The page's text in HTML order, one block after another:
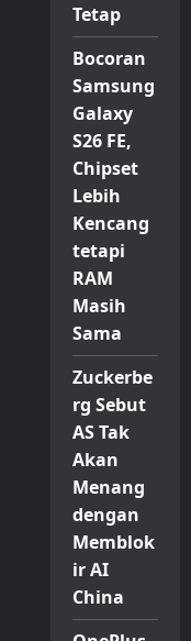
Tetap
Bocoran
Samsung
Galaxy
S26 FE,
Chipset
Lebih
Kencang
tetapi
RAM
Masih
Sama
Zuckerbe
rg Sebut
AS Tak
Akan
Menang
dengan
Memblok
ir AI
China